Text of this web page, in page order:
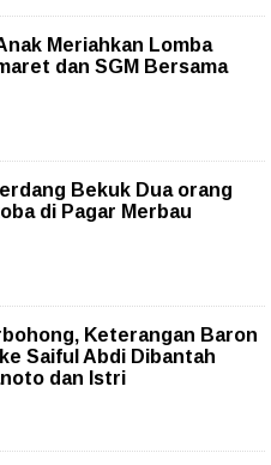
Meriahkan Lomba
dan SGM Bersama
Bekuk Dua orang
di Pagar Merbau
Keterangan Baron
Saiful Abdi Dibantah
dan Istri